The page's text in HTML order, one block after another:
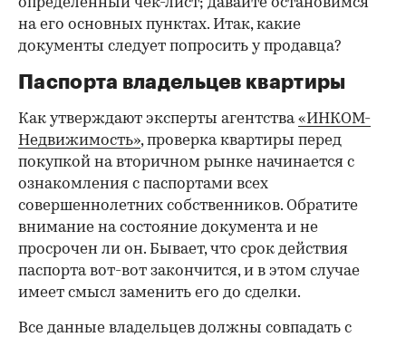
определенный чек-лист; давайте остановимся
на его основных пунктах. Итак, какие
документы следует попросить у продавца?
Паспорта владельцев квартиры
Как утверждают эксперты агентства«ИНКОМ-
Недвижимость», проверка квартиры перед
покупкой на вторичном рынке начинается с
ознакомления с паспортами всех
совершеннолетних собственников. Обратите
внимание на состояние документа и не
просрочен ли он. Бывает, что срок действия
паспорта вот-вот закончится, и в этом случае
имеет смысл заменить его до сделки.
Все данные владельцев должны совпадать с